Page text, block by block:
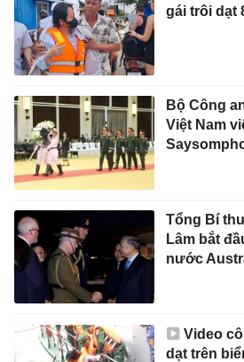
gái trôi dạt
Bộ Công
Việt Nam
Tổng Bí
Lâm bắt
nước
Video
dạt trên